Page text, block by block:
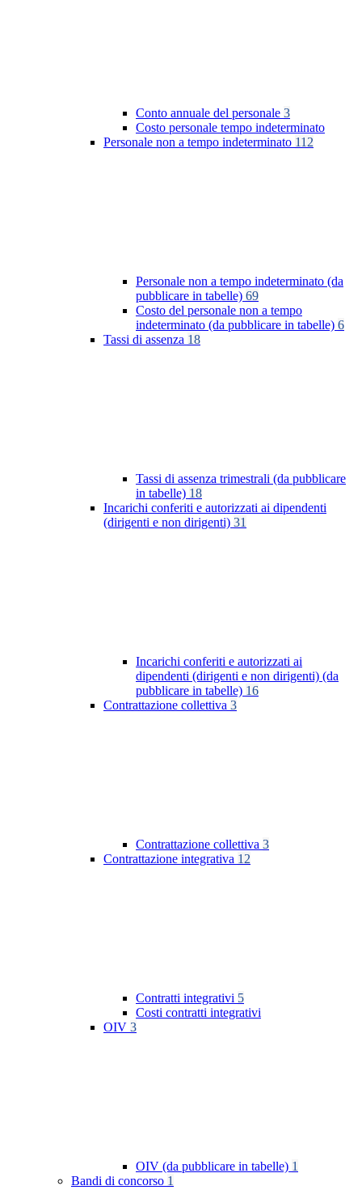
Conto annuale del personale 3
Costo personale tempo indeterminato
Personale non a tempo indeterminato 112
Personale non a tempo indeterminato (da
pubblicare in tabelle) 69
Costo del personale non a tempo
indeterminato (da pubblicare in tabelle) 6
Tassi di assenza 18
Tassi di assenza trimestrali (da pubblicare
in tabelle) 18
Incarichi conferiti e autorizzati ai dipendenti
(dirigenti e non dirigenti) 31
Incarichi conferiti e autorizzati ai
dipendenti (dirigenti e non dirigenti) (da
pubblicare in tabelle) 16
Contrattazione collettiva 3
Contrattazione collettiva 3
Contrattazione integrativa 12
Contratti integrativi 5
Costi contratti integrativi
OIV 3
OIV (da pubblicare in tabelle) 1
Bandi di concorso 1